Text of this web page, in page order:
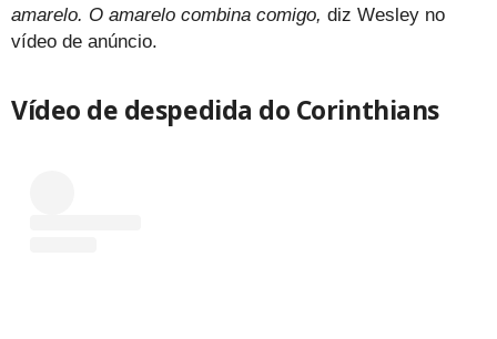
amarelo. O amarelo combina comigo, diz Wesley no
vídeo de anúncio.
Vídeo de despedida do Corinthians